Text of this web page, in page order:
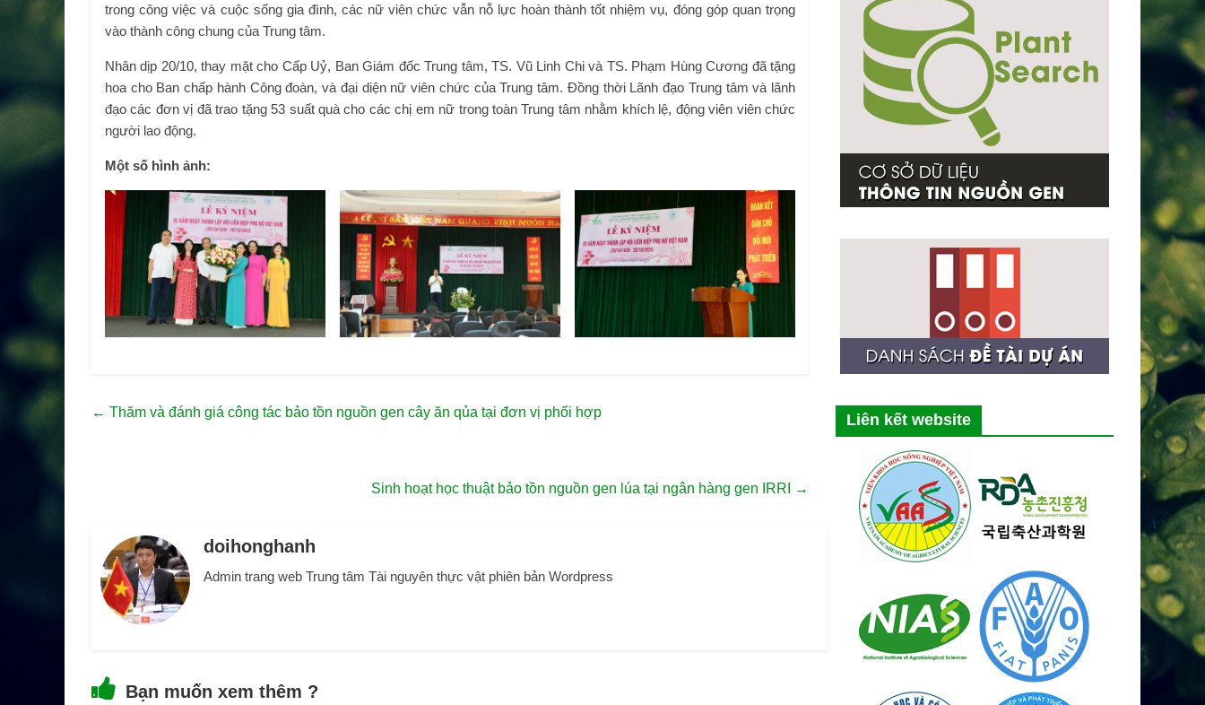
trong công việc và cuộc sống gia đình, các nữ viên chức vẫn nỗ lực hoàn thành tốt nhiệm vụ, đóng góp quan trọng
vào thành công chung của Trung tâm.
Nhân dịp 20/10, thay mặt cho Cấp Uỷ, Ban Giám đốc Trung tâm, TS. Vũ Linh Chi và TS. Phạm Hùng Cương đã tặng
hoa cho Ban chấp hành Công đoàn, và đại diện nữ viên chức của Trung tâm. Đồng thời Lãnh đạo Trung tâm và lãnh
đạo các đơn vị đã trao tặng 53 suất quà cho các chị em nữ trong toàn Trung tâm nhằm khích lệ, động viên viên chức
người lao động.
Một số hình ảnh:
← Thăm và đánh giá công tác bảo tồn nguồn gen cây ăn qủa tại đơn vị phối hợp
Sinh hoạt học thuật bảo tồn nguồn gen lúa tại ngân hàng gen IRRI →
doihonghanh
Admin trang web Trung tâm Tài nguyên thực vật phiên bản Wordpress
Bạn muốn xem thêm ?
Liên kết website